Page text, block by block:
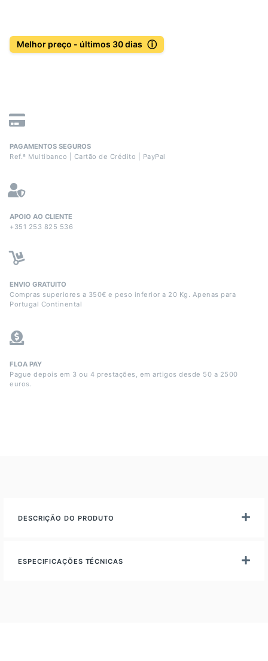
Melhor preço - últimos 30 dias ⓘ
PAGAMENTOS SEGUROS
Ref.ª Multibanco | Cartão de Crédito | PayPal
APOIO AO CLIENTE
+351 253 825 536
ENVIO GRATUITO
Compras superiores a 350€ e peso inferior a 20 Kg. Apenas para
Portugal Continental
FLOA PAY
Pague depois em 3 ou 4 prestações, em artigos desde 50 a 2500
euros.
DESCRIÇÃO DO PRODUTO
ESPECIFICAÇÕES TÉCNICAS